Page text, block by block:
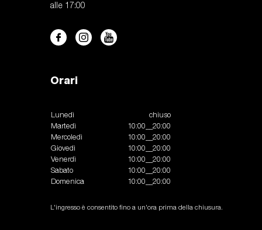
alle 17:00
Orari
Lunedì
chiuso
Martedì
10:00__20:00
Mercoledì
10:00__20:00
Giovedì
10:00__20:00
Venerdì
10:00__20:00
Sabato
10:00__20:00
Domenica
10:00__20:00
L'ingresso è consentito fino a un'ora prima della chiusura.